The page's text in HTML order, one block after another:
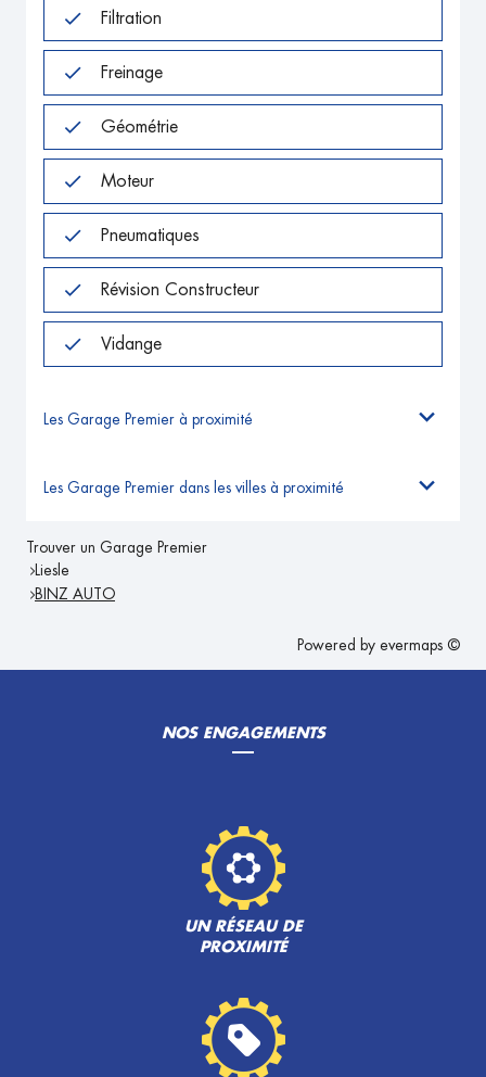
Filtration
Freinage
Géométrie
Moteur
Pneumatiques
Révision Constructeur
Vidange
Les Garage Premier à proximité
Les Garage Premier dans les villes à proximité
Trouver un Garage Premier
Liesle
BINZ AUTO
Powered by evermaps ©
NOS ENGAGEMENTS
UN RÉSEAU DE
PROXIMITÉ